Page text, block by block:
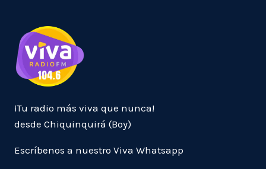
¡Tu radio más viva que nunca!
desde Chiquinquirá (Boy)
Escríbenos a nuestro Viva Whatsapp